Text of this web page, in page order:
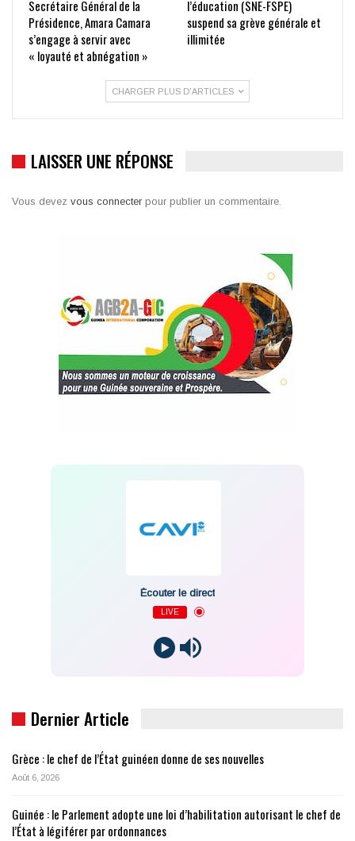
Secrétaire Général de la
Présidence, Amara Camara
s’engage à servir avec
« loyauté et abnégation »
l’éducation (SNE-FSPE)
suspend sa grève générale et
illimitée
CHARGER PLUS D'ARTICLES
LAISSER UNE RÉPONSE
Vous devez vous connecter pour publier un commentaire.
Écouter le direct
LIVE
Dernier Article
Grèce : le chef de l’État guinéen donne de ses nouvelles
Août 6, 2026
Guinée : le Parlement adopte une loi d’habilitation autorisant le chef de
l’État à légiférer par ordonnances